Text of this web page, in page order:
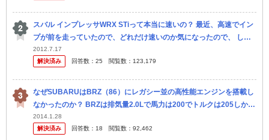
スバル インプレッサWRX STiって本当に速いの？ 最近、高速でイン
プが前を走っていたので、どれだけ速いのか気になったので、 しつ
こく煽ってパッシングして挑発してみました。 すると相手も挑...
2012.7.17
解決済み
回答数： 25 閲覧数： 123,179
なぜSUBARUはBRZ（86）にレガシー並の高性能エンジンを搭載し
なかったのか？ BRZは排気量2.0Lで馬力は200でトルクは205しかあ
りません。 レガシーの2.0ℓ DOHC直噴ターボ“...
2014.1.28
解決済み
回答数： 18 閲覧数： 92,462